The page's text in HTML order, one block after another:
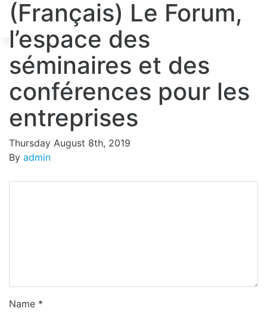
ENTREPRISES PARTICULIER Fr En
(Français) Le Forum,
l’espace des
séminaires et des
conférences pour les
entreprises
Thursday August 8th, 2019
By admin
Sorry, this entry is only available in French
Leave a Reply
Your email address will not be published.
fields are marked*
Name *